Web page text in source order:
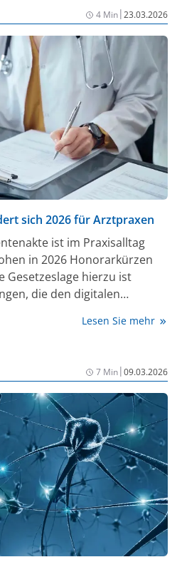
und mitochondriale
vielfältigen Wirkungen
Bedeutung für
Somit ist Melatonin ein
endokrine Funktionen mit
Mechanismen
4 Min|23.03.2026
sich 2026 für Arztpraxen
ist im Praxisalltag
in 2026 Honorarkürzen
Gesetzeslage hierzu ist
die den digitalen
Lesen Sie mehr
7 Min|09.03.2026